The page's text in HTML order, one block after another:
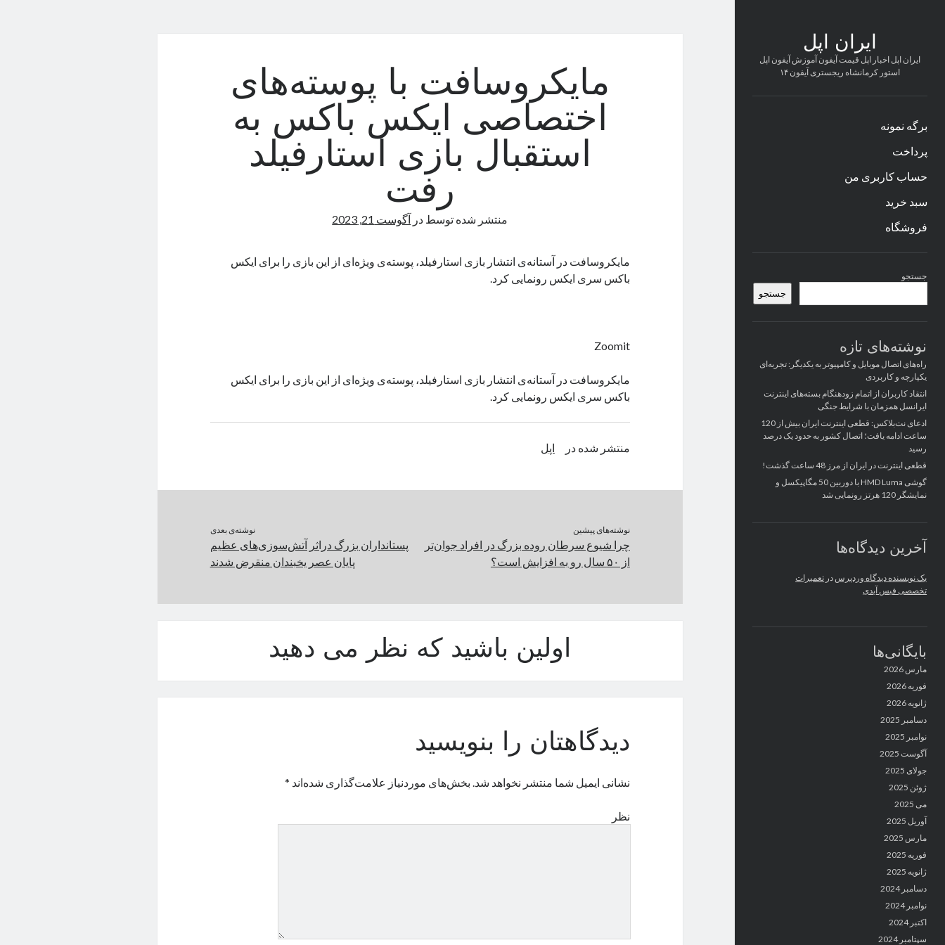
ایران اپل
ایران اپل اخبار اپل قیمت آیفون آموزش آیفون اپل
استور کرمانشاه ریجستری آیفون ۱۴
برگه نمونه
پرداخت
حساب کاربری من
سبد خرید
فروشگاه
کناری
جستجو
جستجو
نوشته‌های تازه
راه‌های اتصال موبایل و کامپیوتر به یکدیگر: تجربه‌ای
یکپارچه و کاربردی
انتقاد کاربران از اتمام زودهنگام بسته‌های اینترنت
ایرانسل همزمان با شرایط جنگی
ادعای نت‌بلاکس: قطعی اینترنت ایران بیش از 120
ساعت ادامه یافت؛ اتصال کشور به حدود یک درصد
رسید
قطعی اینترنت در ایران از مرز 48 ساعت گذشت!
گوشی HMD Luma با دوربین 50 مگاپیکسل و
نمایشگر 120 هرتز رونمایی شد
آخرین دیدگاه‌ها
یک نویسنده دیدگاه وردپرس در تعمیرات
تخصصی فیس آیدی
بایگانی‌ها
مارس 2026
فوریه 2026
ژانویه 2026
دسامبر 2025
نوامبر 2025
آگوست 2025
جولای 2025
ژوئن 2025
می 2025
آوریل 2025
مارس 2025
فوریه 2025
ژانویه 2025
دسامبر 2024
نوامبر 2024
اکتبر 2024
سپتامبر 2024
مایکروسافت با پوسته‌های
اختصاصی ایکس باکس به
استقبال بازی استارفیلد
رفت
منتشر شده توسط در آگوست 21, 2023
مایکروسافت در آستانه‌ی انتشار بازی استارفیلد، پوسته‌ی ویژه‌ای از این بازی را برای ایکس
باکس سری ایکس رونمایی کرد.
Zoomit
مایکروسافت در آستانه‌ی انتشار بازی استارفیلد، پوسته‌ی ویژه‌ای از این بازی را برای ایکس
باکس سری ایکس رونمایی کرد.
منتشر شده در اپل
نوشته‌های پیشین
چرا شیوع سرطان روده بزرگ در افراد جوان‌تر
از ۵۰ سال رو به افزایش است؟
نوشته‌ی بعدی
پستانداران بزرگ دراثر آتش‌سوزی‌های عظیم
پایان عصر یخبندان منقرض شدند
اولین باشید که نظر می دهید
دیدگاهتان را بنویسید
نشانی ایمیل شما منتشر نخواهد شد. بخش‌های موردنیاز علامت‌گذاری شده‌اند *
نظر